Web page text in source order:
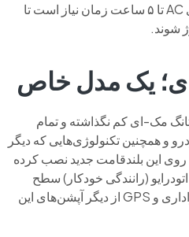
در صورت استفاده از شارژرهای AC تا ۵ ساعت زمان نیاز است تا
شوند.
یک مدل خاص
مک-ای کم نگذاشته و تمام
و همچنین تکنولوژی‌هایی که دیگر
روی این بلندقامت جدید نصب کرده
(رانندگی خودکار) سطح
چهار و استفاده از سنسورهای راداری و GPS از دیگر آپشن‌های این